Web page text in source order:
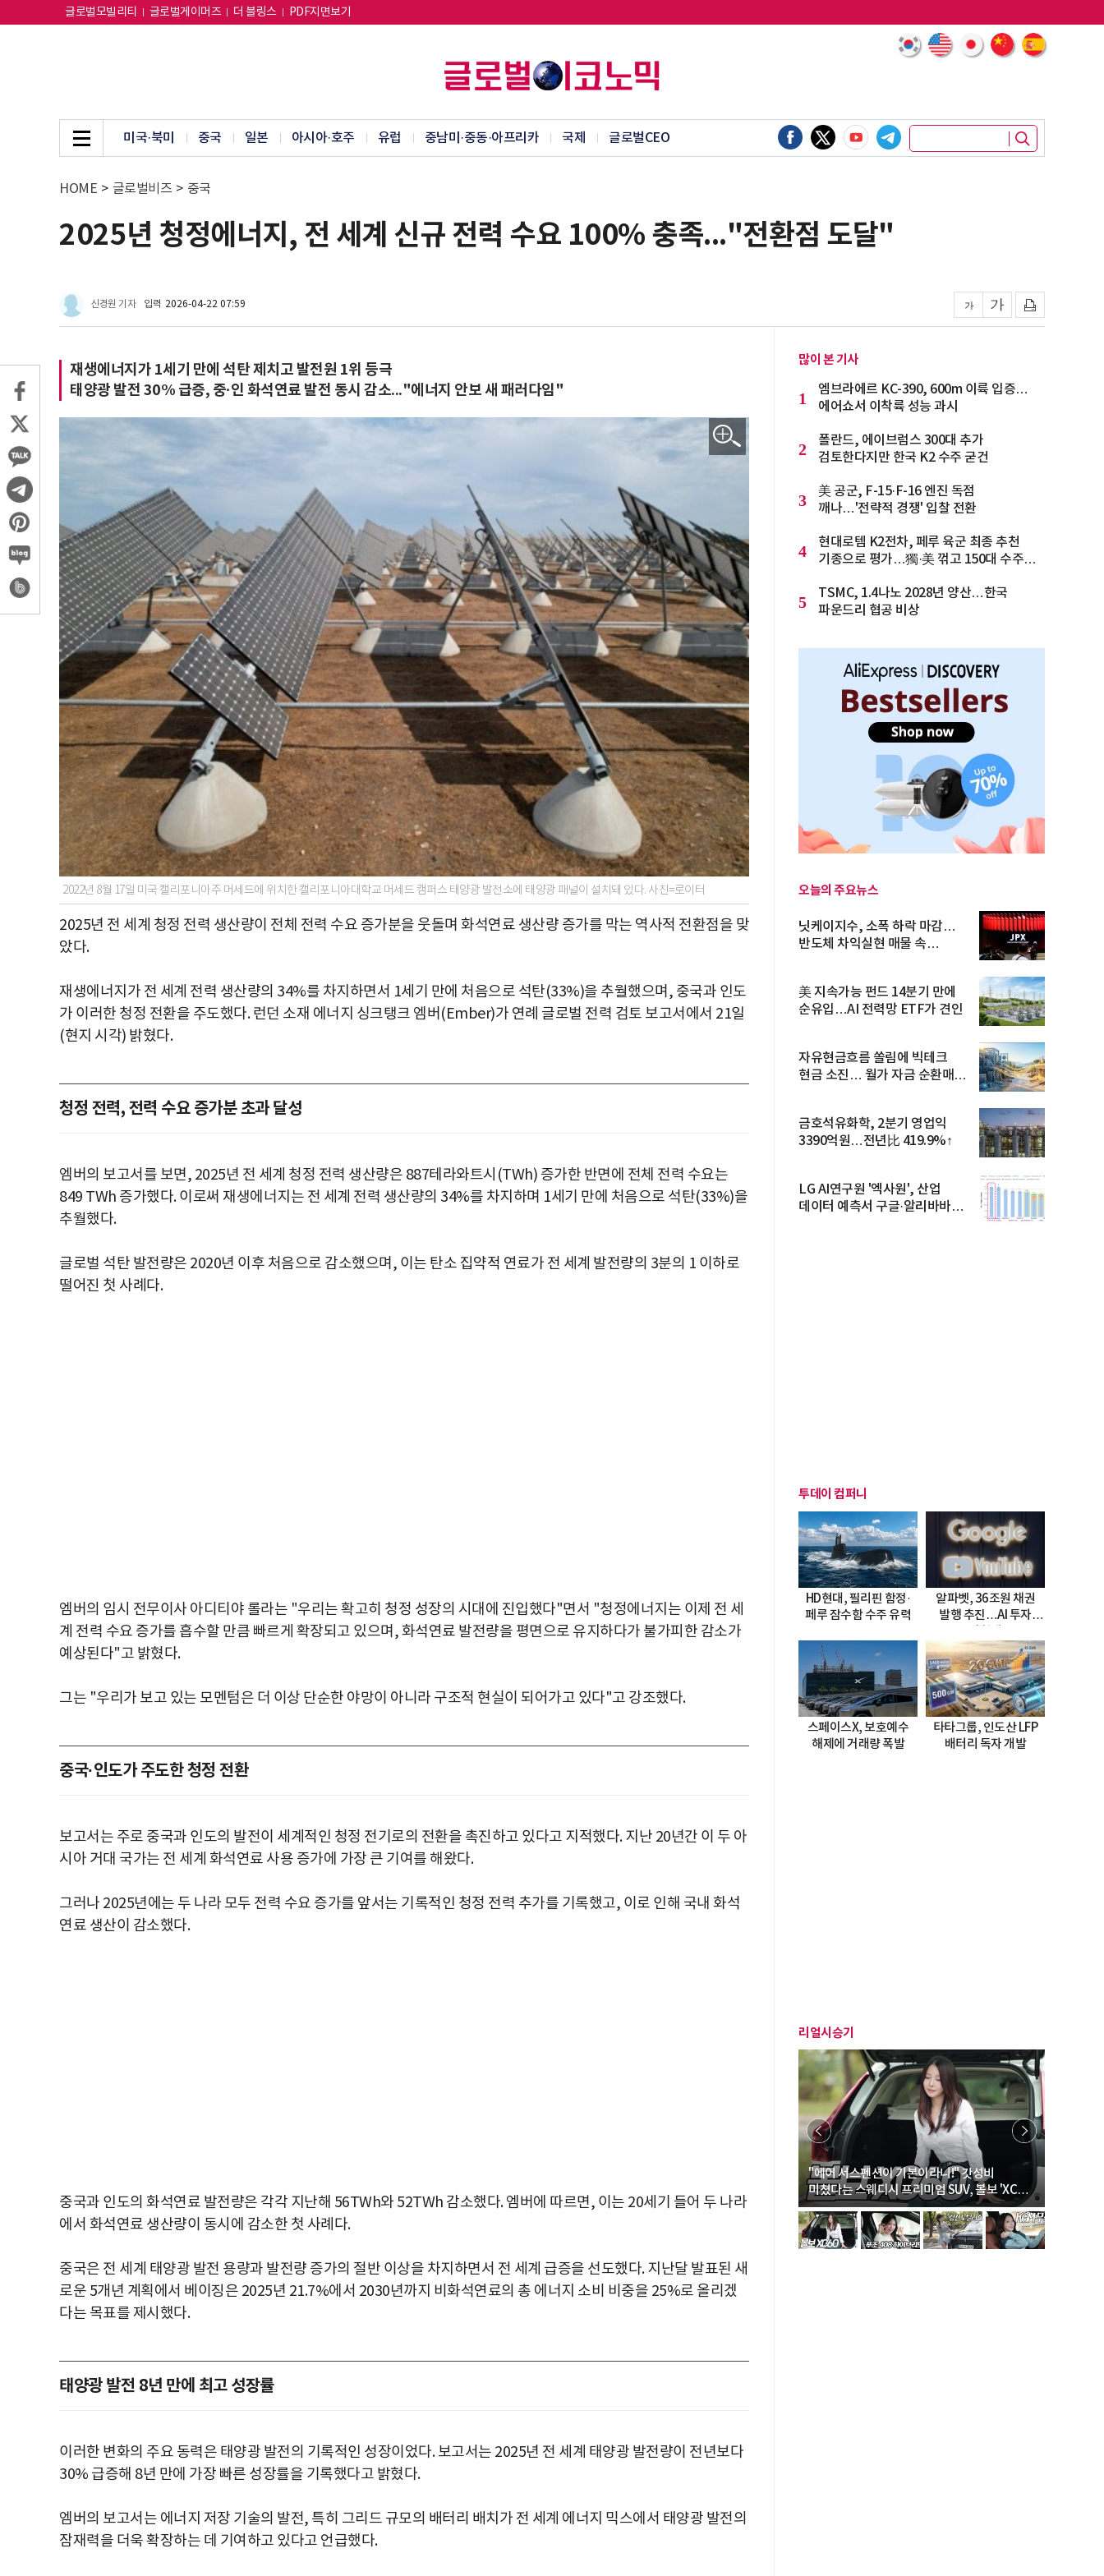
글로벌모빌리티 글로벌게이머즈 더 블링스 PDF지면보기
미국·북미 중국 일본 아시아·호주 유럽 중남미·중동·아프리카 국제 글로벌CEO
HOME > 글로벌비즈 > 중국
2025년 청정에너지, 전 세계 신규 전력 수요 100% 충족..."전환점 도달"
신경원 기자 입력 2026-04-22 07:59
재생에너지가 1세기 만에 석탄 제치고 발전원 1위 등극
태양광 발전 30% 급증, 중·인 화석연료 발전 동시 감소..."에너지 안보 새 패러다임"
2022년 8월 17일 미국 캘리포니아주 머세드에 위치한 캘리포니아대학교 머세드 캠퍼스 태양광 발전소에 태양광 패널이 설치돼 있다. 사진=로이터
2025년 전 세계 청정 전력 생산량이 전체 전력 수요 증가분을 웃돌며 화석연료 생산량 증가를 막는 역사적 전환점을 맞
았다.
재생에너지가 전 세계 전력 생산량의 34%를 차지하면서 1세기 만에 처음으로 석탄(33%)을 추월했으며, 중국과 인도
가 이러한 청정 전환을 주도했다. 런던 소재 에너지 싱크탱크 엠버(Ember)가 연례 글로벌 전력 검토 보고서에서 21일
(현지 시각) 밝혔다.
청정 전력, 전력 수요 증가분 초과 달성
엠버의 보고서를 보면, 2025년 전 세계 청정 전력 생산량은 887테라와트시(TWh) 증가한 반면에 전체 전력 수요는
849 TWh 증가했다. 이로써 재생에너지는 전 세계 전력 생산량의 34%를 차지하며 1세기 만에 처음으로 석탄(33%)을
추월했다.
글로벌 석탄 발전량은 2020년 이후 처음으로 감소했으며, 이는 탄소 집약적 연료가 전 세계 발전량의 3분의 1 이하로
떨어진 첫 사례다.
엠버의 임시 전무이사 아디티야 롤라는 "우리는 확고히 청정 성장의 시대에 진입했다"면서 "청정에너지는 이제 전 세
계 전력 수요 증가를 흡수할 만큼 빠르게 확장되고 있으며, 화석연료 발전량을 평면으로 유지하다가 불가피한 감소가
예상된다"고 밝혔다.
그는 "우리가 보고 있는 모멘텀은 더 이상 단순한 야망이 아니라 구조적 현실이 되어가고 있다"고 강조했다.
중국·인도가 주도한 청정 전환
보고서는 주로 중국과 인도의 발전이 세계적인 청정 전기로의 전환을 촉진하고 있다고 지적했다. 지난 20년간 이 두 아
시아 거대 국가는 전 세계 화석연료 사용 증가에 가장 큰 기여를 해왔다.
그러나 2025년에는 두 나라 모두 전력 수요 증가를 앞서는 기록적인 청정 전력 추가를 기록했고, 이로 인해 국내 화석
연료 생산이 감소했다.
중국과 인도의 화석연료 발전량은 각각 지난해 56TWh와 52TWh 감소했다. 엠버에 따르면, 이는 20세기 들어 두 나라
에서 화석연료 생산량이 동시에 감소한 첫 사례다.
중국은 전 세계 태양광 발전 용량과 발전량 증가의 절반 이상을 차지하면서 전 세계 급증을 선도했다. 지난달 발표된 새
로운 5개년 계획에서 베이징은 2025년 21.7%에서 2030년까지 비화석연료의 총 에너지 소비 비중을 25%로 올리겠
다는 목표를 제시했다.
태양광 발전 8년 만에 최고 성장률
이러한 변화의 주요 동력은 태양광 발전의 기록적인 성장이었다. 보고서는 2025년 전 세계 태양광 발전량이 전년보다
30% 급증해 8년 만에 가장 빠른 성장률을 기록했다고 밝혔다.
엠버의 보고서는 에너지 저장 기술의 발전, 특히 그리드 규모의 배터리 배치가 전 세계 에너지 믹스에서 태양광 발전의
잠재력을 더욱 확장하는 데 기여하고 있다고 언급했다.
많이 본 기사
1
엠브라에르 KC-390, 600m 이륙 입증…
에어쇼서 이착륙 성능 과시
2
폴란드, 에이브럼스 300대 추가
검토한다지만 한국 K2 수주 굳건
3
美 공군, F-15·F-16 엔진 독점
깨나…'전략적 경쟁' 입찰 전환
4
현대로템 K2전차, 페루 육군 최종 추천
기종으로 평가…獨·美 꺾고 150대 수주
5
TSMC, 1.4나노 2028년 양산…한국
파운드리 협공 비상
오늘의 주요뉴스
닛케이지수, 소폭 하락 마감…
반도체 차익실현 매물 속
美 지속가능 펀드 14분기 만에
순유입…AI 전력망 ETF가 견인
자유현금흐름 쏠림에 빅테크
현금 소진… 월가 자금 순환매
금호석유화학, 2분기 영업익
3390억원…전년比 419.9%↑
LG AI연구원 '엑사원', 산업
데이터 예측서 구글·알리바바
투데이 컴퍼니
HD현대, 필리핀 함정·
페루 잠수함 수주 유력
알파벳, 36조원 채권
발행 추진…AI 투자
스페이스X, 보호예수
해제에 거래량 폭발
타타그룹, 인도산 LFP
배터리 독자 개발
리얼시승기
"에어 서스펜션이 기본이라니!" 갓성비
미쳤다는 스웨디시 프리미엄 SUV, 볼보 'XC60
B5 울트라'